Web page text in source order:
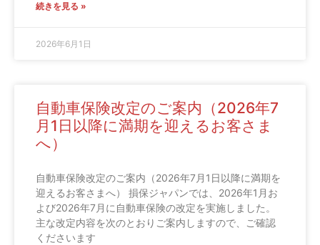
続きを見る »
2026年6月1日
自動車保険改定のご案内（2026年7
月1日以降に満期を迎えるお客さま
へ）
自動車保険改定のご案内（2026年7月1日以降に満期を
迎えるお客さまへ） 損保ジャパンでは、2026年1月お
よび2026年7月に自動車保険の改定を実施しました。
主な改定内容を次のとおりご案内しますので、ご確認
くださいます